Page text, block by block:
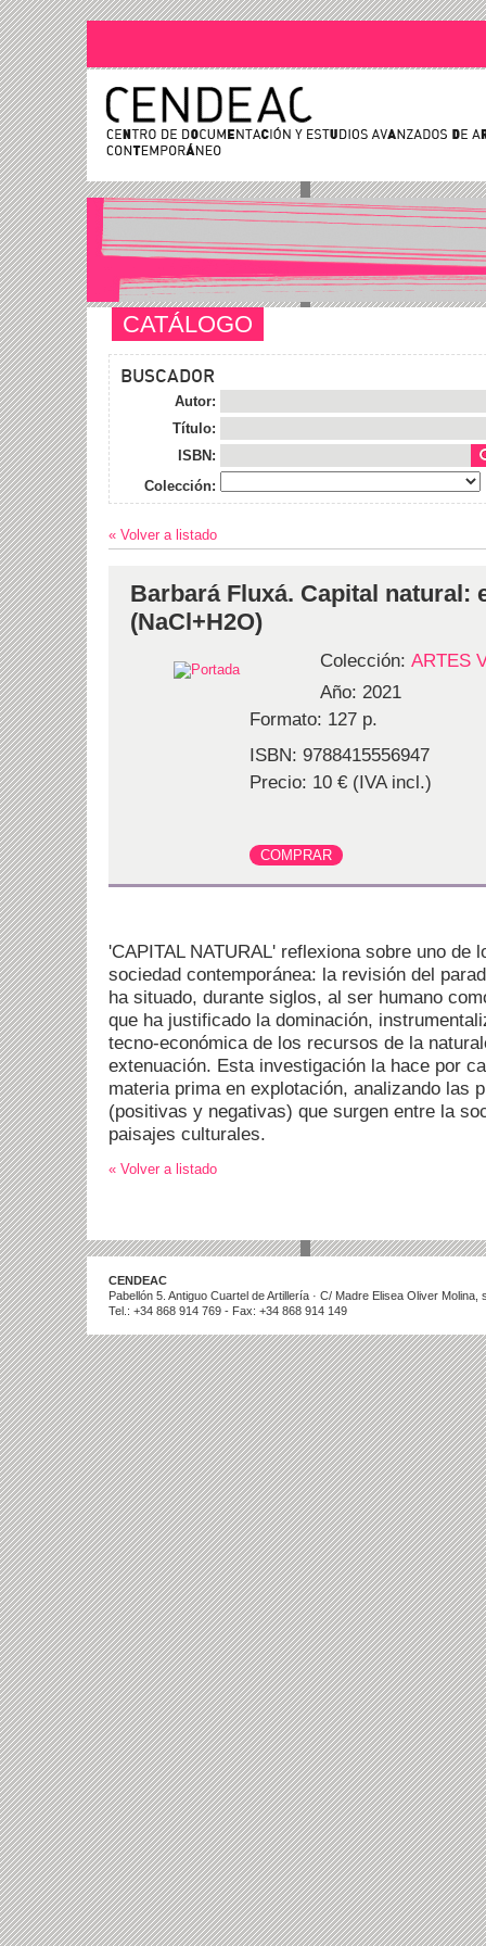
CATÁLOGO
BUSCADOR
Autor:
Título:
ISBN:
Colección:
« Volver a listado
Barbará Fluxá. Capital natural:
(NaCl+H2O)
Colección: ARTES
Año: 2021
Formato: 127 p.
ISBN: 9788415556947
Precio: 10 € (IVA incl.)
'CAPITAL NATURAL' reflexiona sobre uno de
sociedad contemporánea: la revisión del
ha situado, durante siglos, al ser humano
que ha justificado la dominación,
tecno-económica de los recursos de la
extenuación. Esta investigación la hace por
materia prima en explotación, analizando las
(positivas y negativas) que surgen entre la
paisajes culturales.
« Volver a listado
CENDEAC
Pabellón 5. Antiguo Cuartel de Artillería · C/ Madre Elisea Oliver
Tel.: +34 868 914 769 - Fax: +34 868 914 149